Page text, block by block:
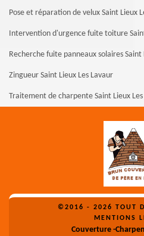
Pose et réparation de velux Saint Lieux
Intervention d'urgence fuite toiture
Recherche fuite panneaux solaires Saint
Zingueur Saint Lieux Les Lavaur
Traitement de charpente Saint Lieux
©2016 - 2026 TOUT
MENTIONS
Couverture -